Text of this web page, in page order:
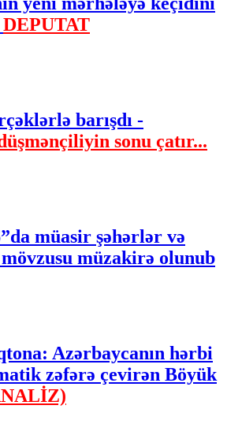
DEPUTAT
barışdı -
sonu çatır...
müasir şəhərlər və
müzakirə olunub
Azərbaycanın hərbi
zəfərə çevirən Böyük